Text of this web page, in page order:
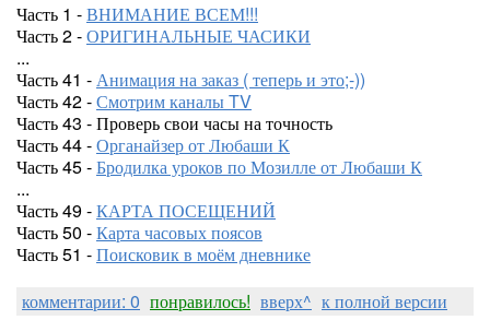
Часть 1 -ВНИМАНИЕ ВСЕМ!!!
Часть 2 -ОРИГИНАЛЬНЫЕ ЧАСИКИ
...
Часть 41 -Анимация на заказ ( теперь и это;-))
Часть 42 -Смотрим каналы TV
Часть 43 - Проверь свои часы на точность
Часть 44 -Органайзер от Любаши К
Часть 45 -Бродилка уроков по Мозилле от Любаши К
...
Часть 49 -КАРТА ПОСЕЩЕНИЙ
Часть 50 -Карта часовых поясов
Часть 51 -Поисковик в моём дневнике
комментарии: 0 понравилось! вверх^ к полной версии